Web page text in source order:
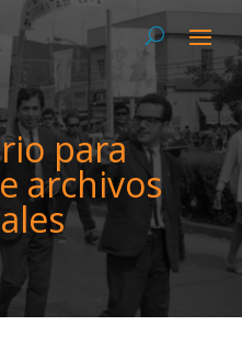
para
archivos